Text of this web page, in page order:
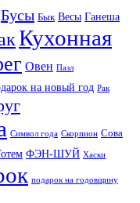
Бусы Бык Весы Ганеша
Кухонная
Овен Пазл
на новый год Рак
Символ года Скорпион Сова
ФЭН-ШУЙ Хаски
подарок на годовщину